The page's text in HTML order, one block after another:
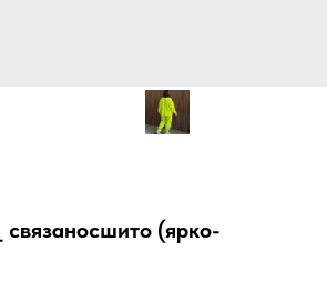
(ярко-